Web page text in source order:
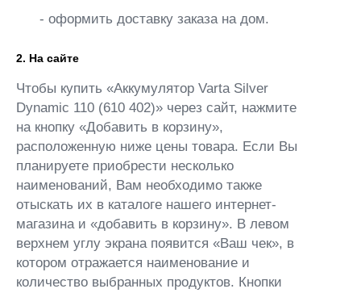
- оформить доставку заказа на дом.
2. На сайте
Чтобы купить «Аккумулятор Varta Silver
Dynamic 110 (610 402)» через сайт, нажмите
на кнопку «Добавить в корзину»,
расположенную ниже цены товара. Если Вы
планируете приобрести несколько
наименований, Вам необходимо также
отыскать их в каталоге нашего интернет-
магазина и «добавить в корзину». В левом
верхнем углу экрана появится «Ваш чек», в
котором отражается наименование и
количество выбранных продуктов. Кнопки